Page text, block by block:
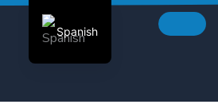
Spanish
English